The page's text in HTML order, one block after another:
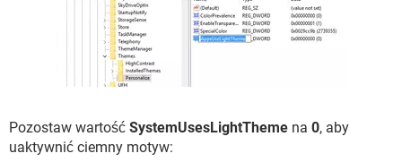
Pozostaw wartość SystemUsesLightTheme na 0, aby
uaktywnić ciemny motyw: